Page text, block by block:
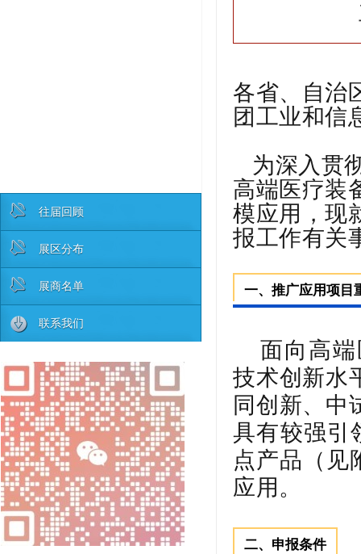
往届回顾
展区分布
展商名单
联系我们
各省、自治
团工业和信
为深入贯
高端医疗装
模应用，现
报工作有关
一、推广应用项目
面向高
技术创新水
同创新、中
具有较强引
点产品（见
应用。
二、申报条件